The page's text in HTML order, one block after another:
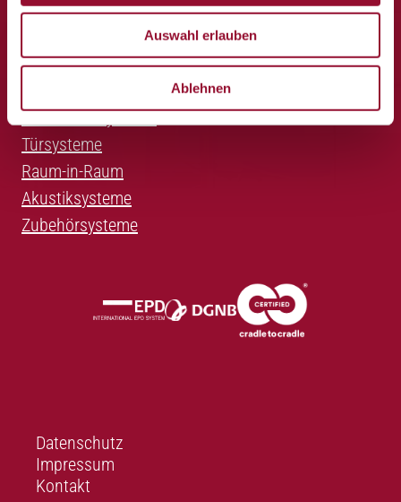
Auswahl erlauben
Ablehnen
T +43 2236 232 32-0
office@inside.at
Produkte
Trennwandsysteme
Türsysteme
Raum-in-Raum
Akustiksysteme
Zubehörsysteme
Datenschutz
Impressum
Kontakt